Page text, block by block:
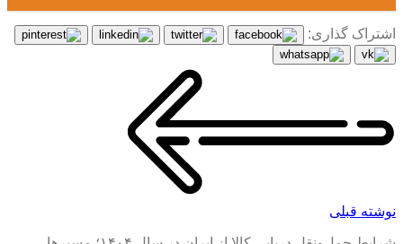
اشتراک گذاری:
نوشته قبلی